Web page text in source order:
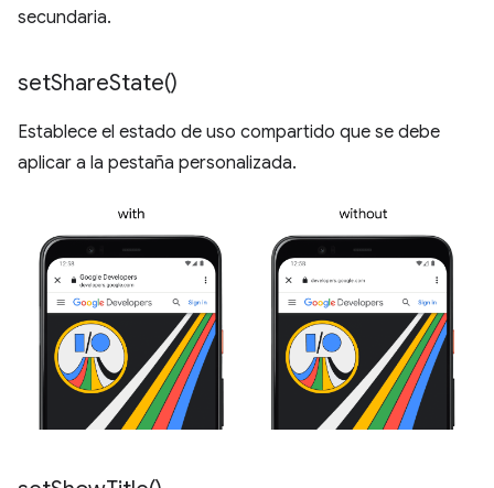
secundaria.
setShareState()
Establece el estado de uso compartido que se debe
aplicar a la pestaña personalizada.